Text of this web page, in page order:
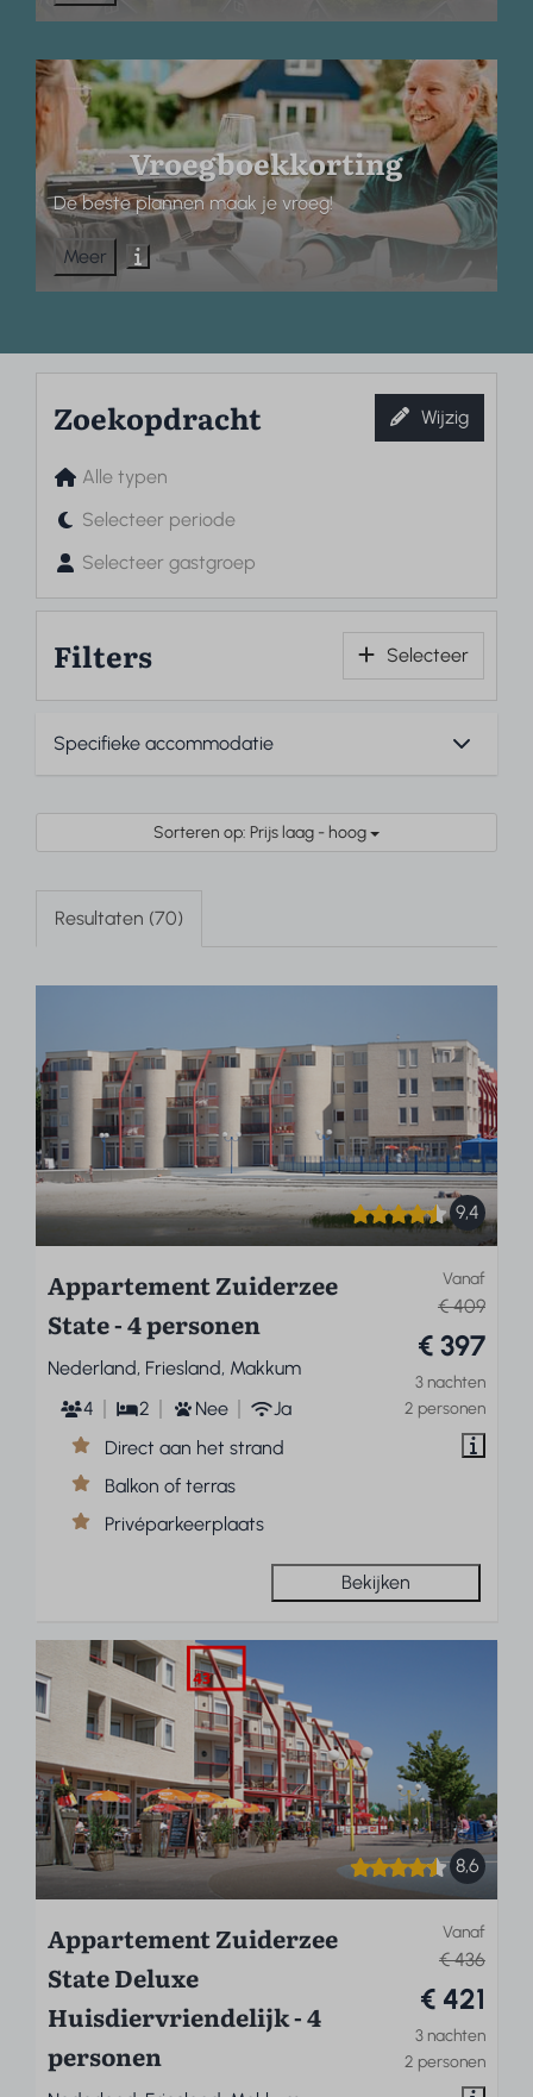
Vroegboekkorting
De beste plannen maak je vroeg!
Meer
Zoekopdracht Wijzig
Alle typen
Selecteer periode
Selecteer gastgroep
Filters Selecteer
Sorteren op: Prijs laag - hoog
Resultaten (70)
9,4
Vanaf
€ 409
€ 397
3 nachten
2 personen
Appartement Zuiderzee
State - 4 personen
Nederland, Friesland, Makkum
4
2 Nee
Ja
Direct aan het strand
Balkon of terras
Privéparkeerplaats
Bekijken
8,6
Vanaf
€ 436
€ 421
3 nachten
2 personen
Appartement Zuiderzee
State Deluxe
Huisdiervriendelijk - 4
personen